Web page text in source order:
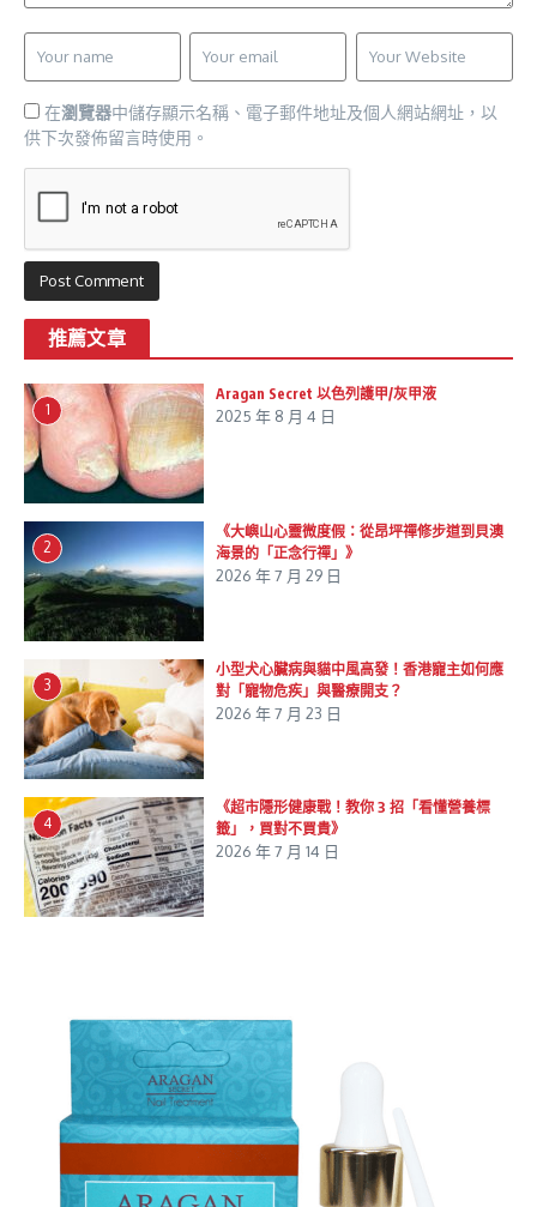
在瀏覽器中儲存顯示名稱、電子郵件地址及個人網站網址，以
供下次發佈留言時使用。
推薦文章
1
Aragan Secret 以色列護甲/灰甲液
2025 年 8 月 4 日
2
《大嶼山心靈微度假：從昂坪禪修步道到貝澳
海景的「正念行禪」》
2026 年 7 月 29 日
3
小型犬心臟病與貓中風高發！香港寵主如何應
對「寵物危疾」與醫療開支？
2026 年 7 月 23 日
4
《超市隱形健康戰！教你 3 招「看懂營養標
籤」，買對不買貴》
2026 年 7 月 14 日